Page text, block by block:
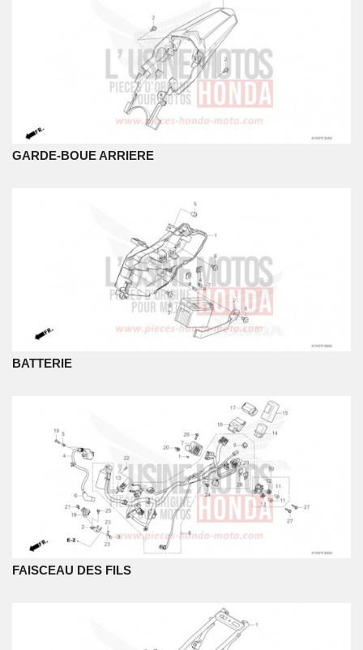
GARDE-BOUE ARRIERE
BATTERIE
FAISCEAU DES FILS